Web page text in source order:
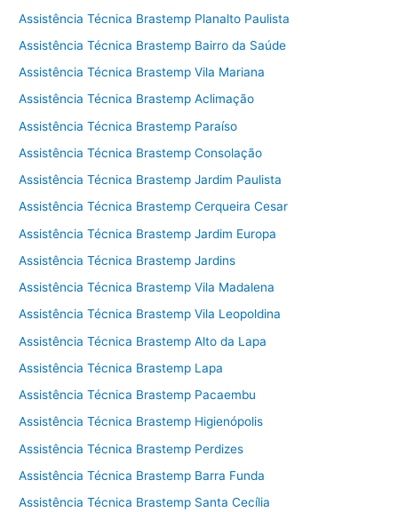
Assistência Técnica Brastemp Planalto Paulista
Assistência Técnica Brastemp Bairro da Saúde
Assistência Técnica Brastemp Vila Mariana
Assistência Técnica Brastemp Aclimação
Assistência Técnica Brastemp Paraíso
Assistência Técnica Brastemp Consolação
Assistência Técnica Brastemp Jardim Paulista
Assistência Técnica Brastemp Cerqueira Cesar
Assistência Técnica Brastemp Jardim Europa
Assistência Técnica Brastemp Jardins
Assistência Técnica Brastemp Vila Madalena
Assistência Técnica Brastemp Vila Leopoldina
Assistência Técnica Brastemp Alto da Lapa
Assistência Técnica Brastemp Lapa
Assistência Técnica Brastemp Pacaembu
Assistência Técnica Brastemp Higienópolis
Assistência Técnica Brastemp Perdizes
Assistência Técnica Brastemp Barra Funda
Assistência Técnica Brastemp Santa Cecília